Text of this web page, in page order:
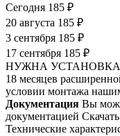
Сегодня 185 ₽
20 августа 185 ₽
3 сентября 185 ₽
17 сентября 185 ₽
НУЖНА УСТАНОВКА
18 месяцев
условии монтажа
Документация Вы
документацией
Технические